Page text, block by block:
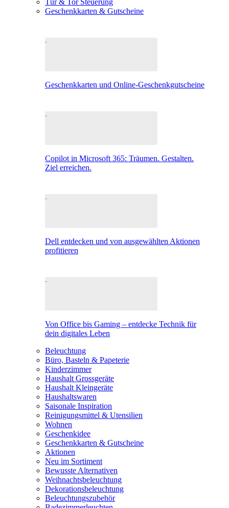
Tür & Tor Steuerung
Geschenkkarten & Gutscheine
Geschenkkarten und Online-Geschenkgutscheine
Copilot in Microsoft 365: Träumen. Gestalten.
Ziel erreichen.
Dell entdecken und von ausgewählten Aktionen
profitieren
Von Office bis Gaming – entdecke Technik für
dein digitales Leben
Beleuchtung
Büro, Basteln & Papeterie
Kinderzimmer
Haushalt Grossgeräte
Haushalt Kleingeräte
Haushaltswaren
Saisonale Inspiration
Reinigungsmittel & Utensilien
Wohnen
Geschenkidee
Geschenkkarten & Gutscheine
Aktionen
Neu im Sortiment
Bewusste Alternativen
Weihnachtsbeleuchtung
Dekorationsbeleuchtung
Beleuchtungszubehör